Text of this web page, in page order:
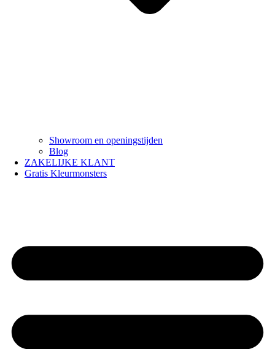
Showroom en openingstijden
Blog
ZAKELIJKE KLANT
Gratis Kleurmonsters